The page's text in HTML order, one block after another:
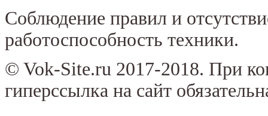
Соблюдение правил и
работоспособность техники.
© Vok-Site.ru 2017-2018. При
гиперссылка на сайт